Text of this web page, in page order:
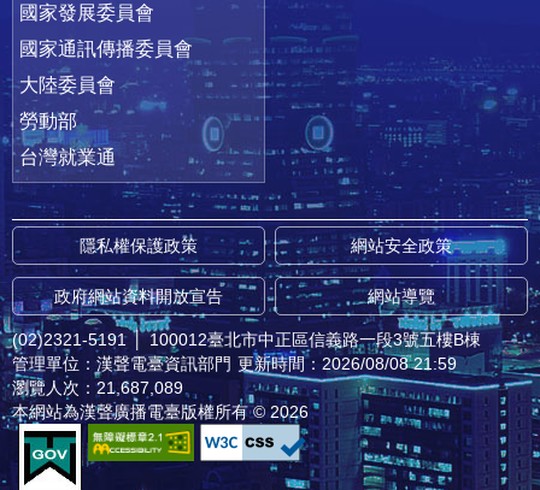
國家發展委員會
國家通訊傳播委員會
大陸委員會
勞動部
台灣就業通
隱私權保護政策 網站安全政策
政府網站資料開放宣告 網站導覽
(02)2321-5191 │ 100012臺北市中正區信義路一段3號五樓B棟
管理單位：漢聲電臺資訊部門 更新時間：2026/08/08 21:59
瀏覽人次：21,687,089
本網站為漢聲廣播電臺版權所有 © 2026